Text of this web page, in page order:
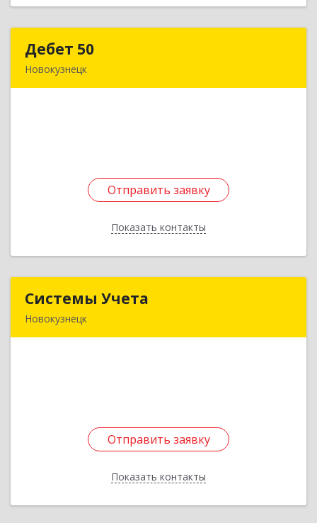
Дебет 50
Новокузнецк
Отправить заявку
Показать контакты
Отправить заявку
Назад
Системы Учета
Новокузнецк
Отправить заявку
Показать контакты
Отправить заявку
Назад